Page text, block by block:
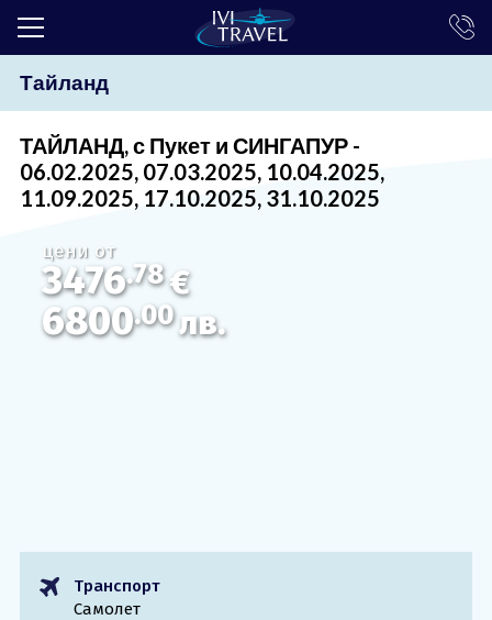
ТОП ОФЕРТИ
ПОЧИВКИ
ЕКСКУРЗИИ
КРУИЗИ
LAST MINUTE
Банкова сметка
Тайланд
ТАЙЛАНД, с Пукет и СИНГАПУР -
06.02.2025, 07.03.2025, 10.04.2025,
11.09.2025, 17.10.2025, 31.10.2025
цени от
3476.78€
6800.00лв.
Транспорт
Самолет